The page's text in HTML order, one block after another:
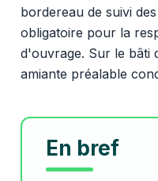
bordereau de suivi
obligatoire pour la
d'ouvrage. Sur le bâti
amiante préalable
En bref